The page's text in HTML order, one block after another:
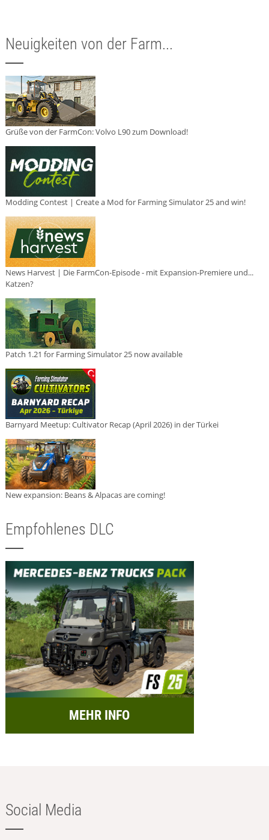
Neuigkeiten von der Farm...
Grüße von der FarmCon: Volvo L90 zum Download!
Modding Contest | Create a Mod for Farming Simulator 25 and win!
News Harvest | Die FarmCon-Episode - mit Expansion-Premiere und...
Katzen?
Patch 1.21 for Farming Simulator 25 now available
Barnyard Meetup: Cultivator Recap (April 2026) in der Türkei
New expansion: Beans & Alpacas are coming!
Empfohlenes DLC
MEHR INFO
Social Media